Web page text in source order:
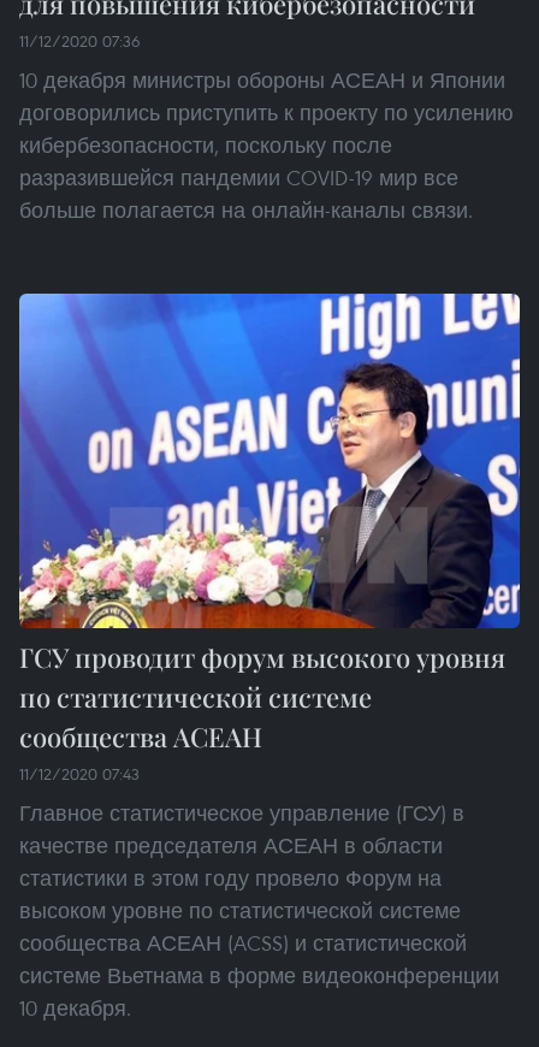
11/12/2020 07:36
10 декабря министры обороны АСЕАН и Японии
договорились приступить к проекту по усилению
кибербезопасности, поскольку после
разразившейся пандемии COVID-19 мир все
больше полагается на онлайн-каналы связи.
ГСУ проводит форум высокого уровня
по статистической системе
сообщества АСЕАН
11/12/2020 07:43
Главное статистическое управление (ГСУ) в
качестве председателя АСЕАН в области
статистики в этом году провело Форум на
высоком уровне по статистической системе
сообщества АСЕАН (ACSS) и статистической
системе Вьетнама в форме видеоконференции
10 декабря.